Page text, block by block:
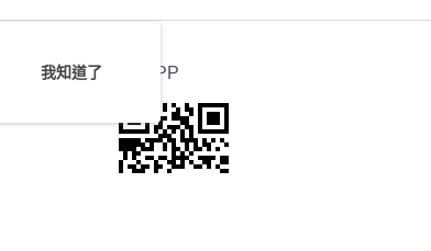
官方APP
我知道了